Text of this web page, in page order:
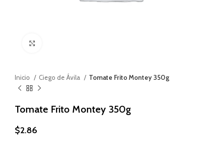
Inicio Ciego de Ávila Tomate Frito Montey 350g
Tomate Frito Montey 350g
$2.86